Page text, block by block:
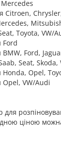
Citroen,
Toyota, VW/
Ford
Ford,
Seat, Skoda,
Opel,
VW/Audi
для
ціною